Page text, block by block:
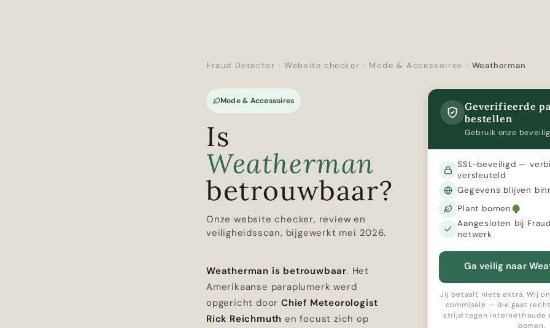
Fraud Detector › Website checker › Mode & Accessoires › Weatherman
Mode & Accessoires
Is
Weatherman
betrouwbaar?
Onze website checker, review en
veiligheidsscan, bijgewerkt mei 2026.
Geverifieerde
bestellen
Gebruik onze
SSL-beveiligd —
versleuteld
Gegevens blijven
Plant bomen
Aangesloten bij
netwerk
Ga veilig naar
Jij betaalt niets extra. Wij
commissie — die gaat
strijd tegen internetfraude
bomen.
Weatherman is betrouwbaar. Het
Amerikaanse paraplumerk werd
opgericht doorChief Meteorologist
Rick Reichmuth en focust zich op